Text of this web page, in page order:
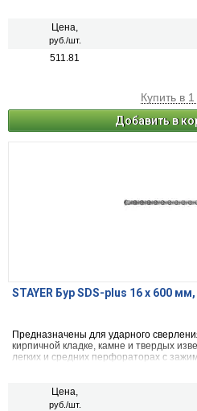
Цена,
руб./шт.
511.81
Купить в 1
Добавить в
STAYER Бур SDS-plus 16 x 600
Предназначены для ударного
кирпичной кладке, камне и твердых
легких и средних перфораторах с
Цена,
руб./шт.